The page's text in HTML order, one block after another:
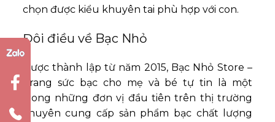
chọn được kiểu khuyên tai phù hợp với con.
Đôi điều về Bạc Nhỏ
Được thành lập từ năm 2015, Bạc Nhỏ Store –
Trang sức bạc cho mẹ và bé tự tin là một
trong những đơn vị đầu tiên trên thị trường
chuyên cung cấp sản phẩm bạc chất lượng